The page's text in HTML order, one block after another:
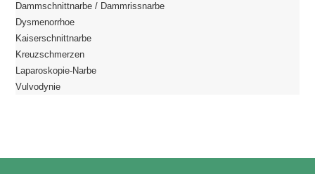
Dammschnittnarbe / Dammrissnarbe
Dysmenorrhoe
Kaiserschnittnarbe
Kreuzschmerzen
Laparoskopie-Narbe
Vulvodynie